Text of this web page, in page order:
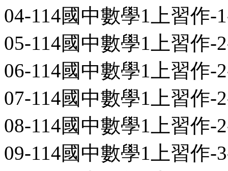
04-114國中數學1上習作-
05-114國中數學1上習作-
06-114國中數學1上習作-
07-114國中數學1上習作-
08-114國中數學1上習作-
09-114國中數學1上習作-